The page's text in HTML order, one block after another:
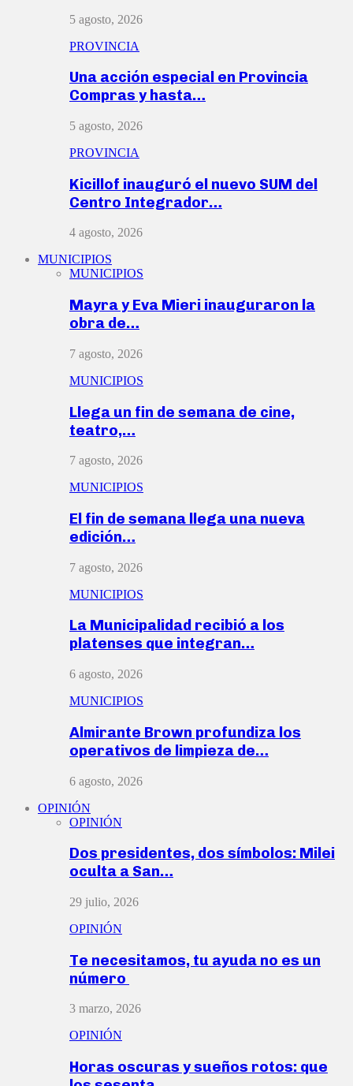
5 agosto, 2026
PROVINCIA
Una acción especial en Provincia
Compras y hasta…
5 agosto, 2026
PROVINCIA
Kicillof inauguró el nuevo SUM del
Centro Integrador…
4 agosto, 2026
MUNICIPIOS
MUNICIPIOS
Mayra y Eva Mieri inauguraron la
obra de…
7 agosto, 2026
MUNICIPIOS
Llega un fin de semana de cine,
teatro,…
7 agosto, 2026
MUNICIPIOS
El fin de semana llega una nueva
edición…
7 agosto, 2026
MUNICIPIOS
La Municipalidad recibió a los
platenses que integran…
6 agosto, 2026
MUNICIPIOS
Almirante Brown profundiza los
operativos de limpieza de…
6 agosto, 2026
OPINIÓN
OPINIÓN
Dos presidentes, dos símbolos: Milei
oculta a San…
29 julio, 2026
OPINIÓN
Te necesitamos, tu ayuda no es un
número
3 marzo, 2026
OPINIÓN
Horas oscuras y sueños rotos: que